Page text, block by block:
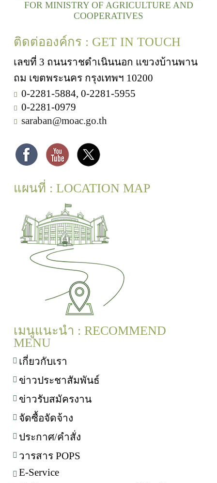
FOR MINISTRY OF AGRICULTURE AND
COOPERATIVES
ติดต่อองค์กร : GET IN TOUCH
เลขที่ 3 ถนนราชดำเนินนอก แขวงบ้านพาน
ถม เขตพระนคร กรุงเทพฯ 10200
0-2281-5884, 0-2281-5955
0-2281-0979
saraban@moac.go.th
แผนที่ : LOCATION MAP
เมนูแนะนำ : RECOMMEND
MENU
เกี่ยวกับเรา
ข่าวประชาสัมพันธ์
ข่าวรับสมัครงาน
จัดซื้อจัดจ้าง
ประกาศ/คำสั่ง
วารสาร POPS
E-Service